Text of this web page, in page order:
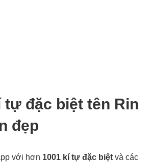
tự đặc biệt tên Rin
đẹp
với hơn 1001 kí tự đặc biệt và các